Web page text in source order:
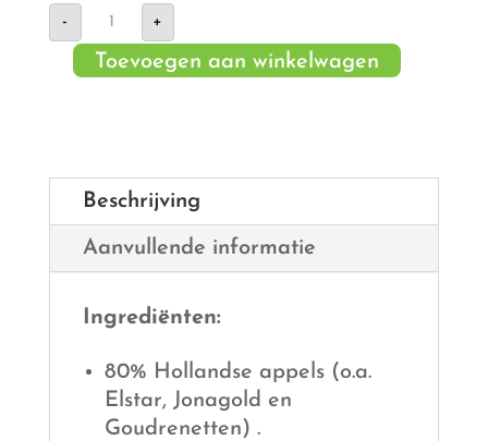
-
Schulp
Biologische
Appels
&
+
Toevoegen aan winkelwagen
Beschrijving
Aanvullende informatie
Ingrediënten:
80% Hollandse appels (o.a.
Elstar, Jonagold en
Goudrenetten) .